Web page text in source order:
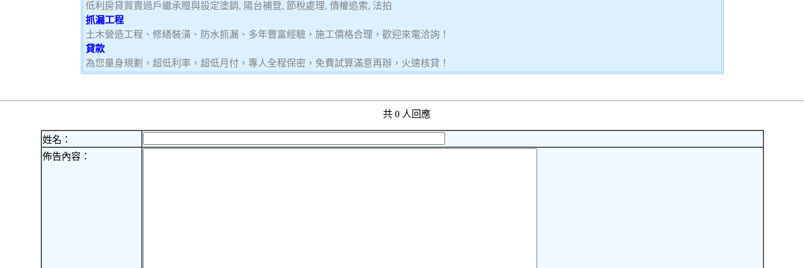
低利房貸買賣過戶繼承贈與設定塗銷, 陽台補登, 節稅處理, 債權追索, 法拍
抓漏工程
土木營造工程、修繕裝潢、防水抓漏、多年豐富經驗，施工價格合理，歡迎來電洽詢！
貸款
為您量身規劃，超低利率，超低月付，專人全程保密，免費試算滿意再辦，火速核貸！
共 0 人回應
姓名：
佈告內容：